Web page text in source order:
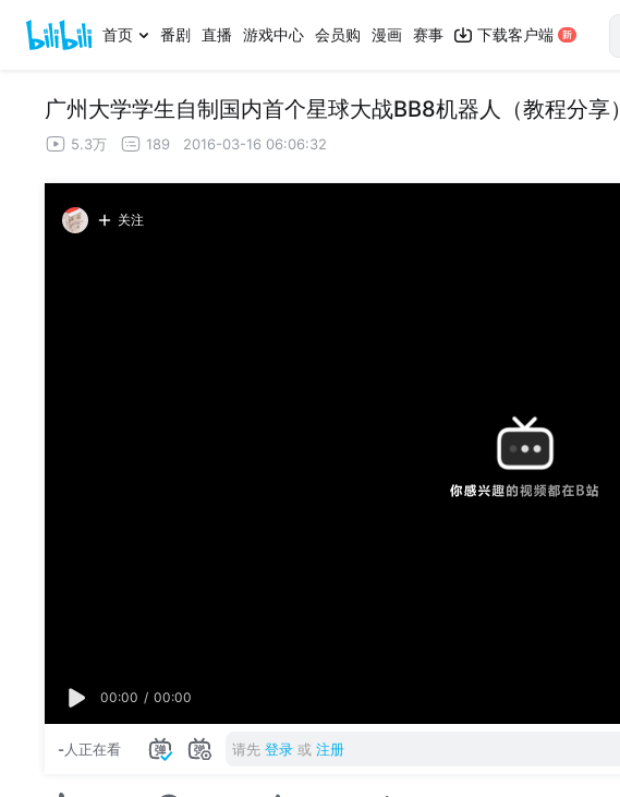
首页 番剧 直播 游戏中心 会员购 漫画 赛事 下载客户端
广州大学学生自制国内首个星球大战BB8机器人（教程分享）
5.3万 189 2016-03-16 06:06:32
关注
00:00 / 00:00
-人正在看 请先 登录 或 注册